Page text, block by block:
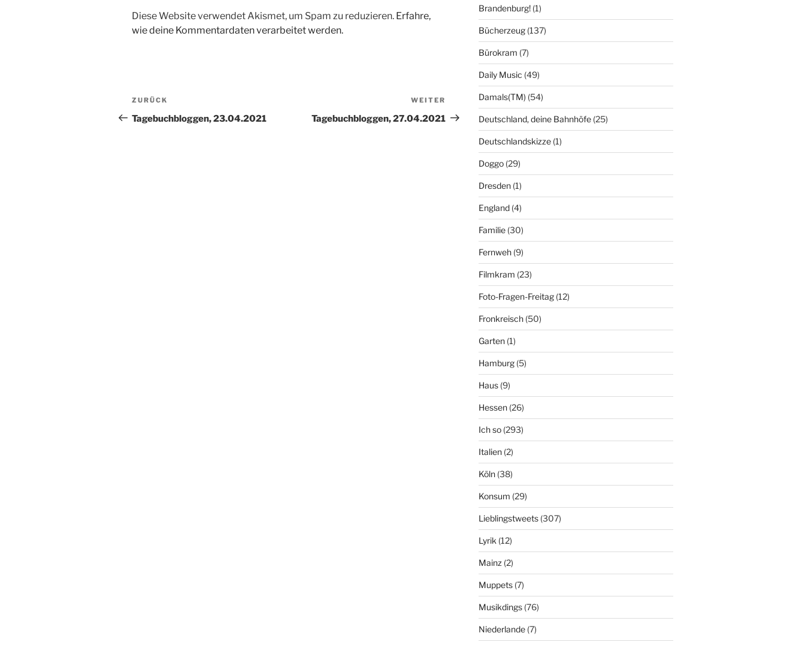
Diese Website verwendet Akismet, um Spam zu reduzieren. Erfahre,
wie deine Kommentardaten verarbeitet werden.
Beitragsnavigation
Vorheriger
Beitrag
ZURÜCK
Tagebuchbloggen, 23.04.2021
Nächster
Beitrag
WEITER
Tagebuchbloggen, 27.04.2021
Brandenburg!(1)
Bücherzeug(137)
Bürokram (7)
Daily Music (49)
Damals(TM) (54)
Deutschland, deine Bahnhöfe(25)
Deutschlandskizze(1)
Doggo(29)
Dresden(1)
England(4)
Familie(30)
Fernweh(9)
Filmkram (23)
Foto-Fragen-Freitag(12)
Fronkreisch(50)
Garten(1)
Hamburg(5)
Haus(9)
Hessen(26)
Ich so(293)
Italien(2)
Köln(38)
Konsum (29)
Lieblingstweets(307)
Lyrik (12)
Mainz (2)
Muppets(7)
Musikdings(76)
Niederlande(7)